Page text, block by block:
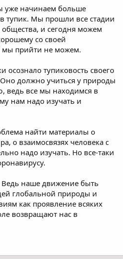
уже начинаем больше
тупик. Мы прошли все стадии
общества, и сегодня можем
со своей
мы прийти не можем.
осознало тупиковость своего
Оно должно учиться у природы
ведь все мы находимся в
нам надо изучать и
найти материалы о
о взаимосвязях человека с
надо изучать. Но все-таки
Ведь наше движение быть
глобальной природы и
как проявление всяких
возвращают нас в